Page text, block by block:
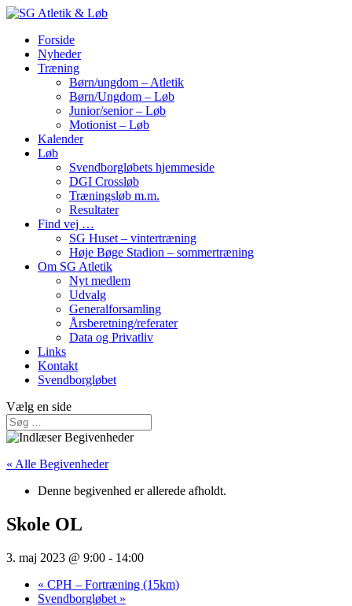
Forside
Nyheder
Træning
Børn/ungdom – Atletik
Børn/Ungdom – Løb
Junior/senior – Løb
Motionist – Løb
Kalender
Løb
Svendborgløbets hjemmeside
DGI Crossløb
Træningsløb m.m.
Resultater
Find vej …
SG Huset – vintertræning
Høje Bøge Stadion – sommertræning
Om SG Atletik
Nyt medlem
Udvalg
Generalforsamling
Årsberetning/referater
Data og Privatliv
Links
Kontakt
Svendborgløbet
Vælg en side
« Alle Begivenheder
Denne begivenhed er allerede afholdt.
Skole OL
3. maj 2023 @ 9:00 - 14:00
« CPH – Fortræning (15km)
Svendborgløbet »